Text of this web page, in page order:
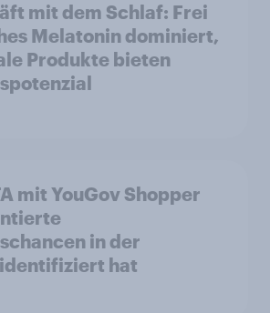
mit dem Schlaf: Frei
Melatonin dominiert,
Produkte bieten
mit YouGov Shopper
in der
hat